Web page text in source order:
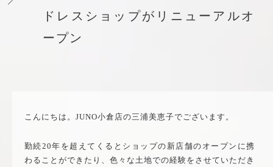
ドレスショップがリニューアルオ
ープン
こんにちは。JUNO小倉店の三浦美恵子でございます。
勤続20年を超えてくるとショップの新店舗のオープンに携
わることができたり、色々な土地での経験をさせていただき